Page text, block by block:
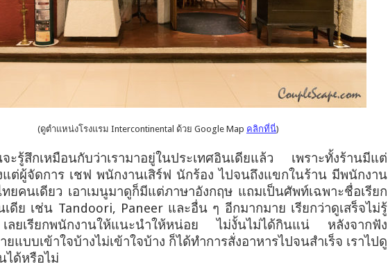
(ดูตำแหน่งโรงแรม Intercontinental ด้วย Google Map คลิกที่นี่)
จะรู้สึกเหมือนกับว่าเรามาอยู่ในประเทศอินเดียแล้ว เพราะทั้งร้านมีแต่
ต่ผู้จัดการ เชฟ พนักงานเสิร์ฟ นักร้อง ไปจนถึงแขกในร้าน มีพนักงาน
ทยคนเดียว เอาเมนูมาดูก็มีแต่ภาษาอังกฤษ แถมเป็นศัพท์เฉพาะชื่อเรียก
เดีย เช่น Tandoori, Paneer และอื่น ๆ อีกมากมาย เรียกว่าดูเสร็จไม่รู้
ลยเรียกพนักงานให้แนะนำให้หน่อย ไม่งั้นไม่ได้กินแน่ หลังจากฟัง
แบบเข้าใจบ้างไม่เข้าใจบ้าง ก็ได้ทำการสั่งอาหารไปจนสำเร็จ เราไปดู
ได้หรือไม่